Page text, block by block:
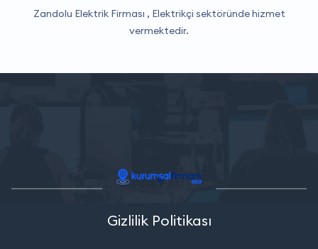
Zandolu Elektrik Firması , Elektrikçi sektöründe hizmet
vermektedir.
Gizlilik Politikası